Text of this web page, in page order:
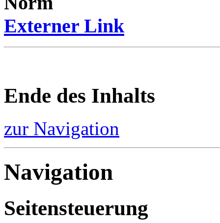
Externer Link
Ende des Inhalts
zur Navigation
Navigation
Seitensteuerung